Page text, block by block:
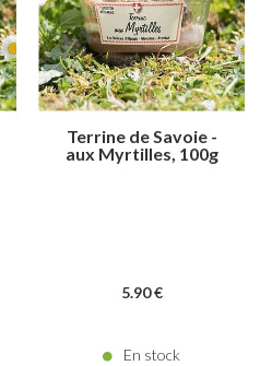
Terrine de Savoie -
aux Myrtilles, 100g
5.90 €
En stock